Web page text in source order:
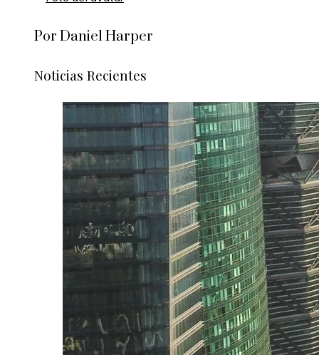
Por Daniel Harper
Noticias Recientes